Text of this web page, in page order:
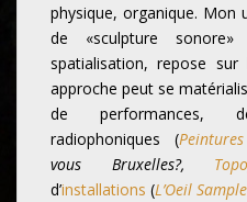
physique, organique. Mon
de «sculpture
spatialisation, repose sur
approche peut se
de performances,
radiophoniques (
vous Bruxelles?,
d’installations (L’Oeil